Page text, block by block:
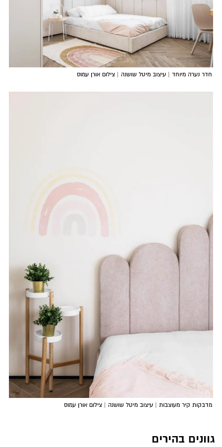
חדר נערה מיוחד | עיצוב מיטל שושנה | צילום אורן עמוס
מדבקות קיר מעוצבות | עיצוב מיטל שושנה | צילום אורן עמוס
גוונים בהירים